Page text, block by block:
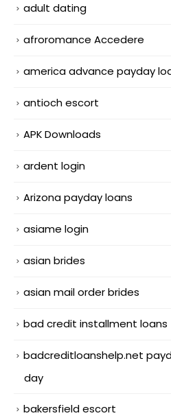
adult dating
afroromance Accedere
america advance payday
antioch escort
APK Downloads
ardent login
Arizona payday loans
asiame login
asian brides
asian mail order brides
bad credit installment loans
badcreditloanshelp.net
day
bakersfield escort